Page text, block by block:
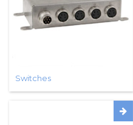
Switches